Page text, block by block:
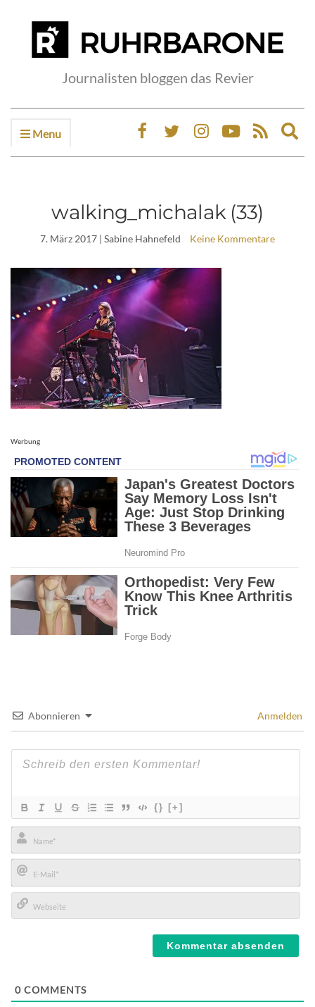
Journalisten bloggen das Revier
Menu
walking_michalak (33)
7. März 2017 | Sabine Hahnefeld Keine Kommentare
Werbung
Abonnieren Anmelden
{} [+]
Name*
E-
Mail*
0 COMMENTS